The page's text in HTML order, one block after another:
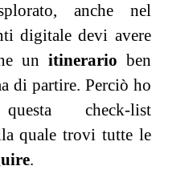
anche nel
digitale devi avere
un itinerario ben
di partire. Perciò ho
check-list
quale trovi tutte le
.